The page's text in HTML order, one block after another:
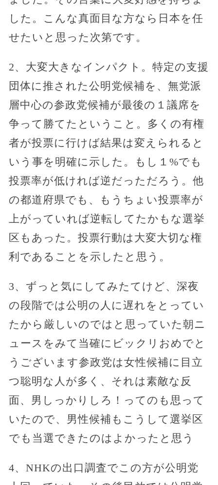
した。こんな真面目な方なら日本を任
せたいと思った次第です。
2、大変大きなインパクト。特定の支援
団体に推された公明党候補を、無党派
層中心の参政党候補が最後の１議席を
争って勝てたということ。多くの有権
者が投票に行けば結果は変えられると
いう事を明確に示した。もし１%でも
投票率が低ければ逆だっただろう。他
の都道府県でも、もうちょい投票率が
上がっていれば逆転してたかもな選挙
区もあった。投票行動は大変大切な権
利であることを示したと思う。
3、ずっと気にしてみたてけど、深夜
の段階では公明の人に遅れをとってい
たから厳しいのではと思っていた朝ニ
ュースをみて当確にビックリおめでと
うございます参政党は女性候補に目立
つ聡明な人が多く、それは素敵な反
面、男しっかりしろ！ってのも思って
いたので、男性候補もこうして選挙区
でも当選できたのはよかったと思う
4、NHKの出口調査でこの方が公明党